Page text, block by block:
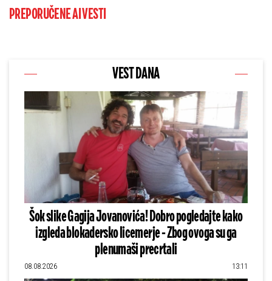
PREPORUČENE AI VESTI
VEST DANA
Šok slike Gagija Jovanovića! Dobro pogledajte kako
izgleda blokadersko licemerje - Zbog ovoga su ga
plenumaši precrtali
08.08.2026 13:11